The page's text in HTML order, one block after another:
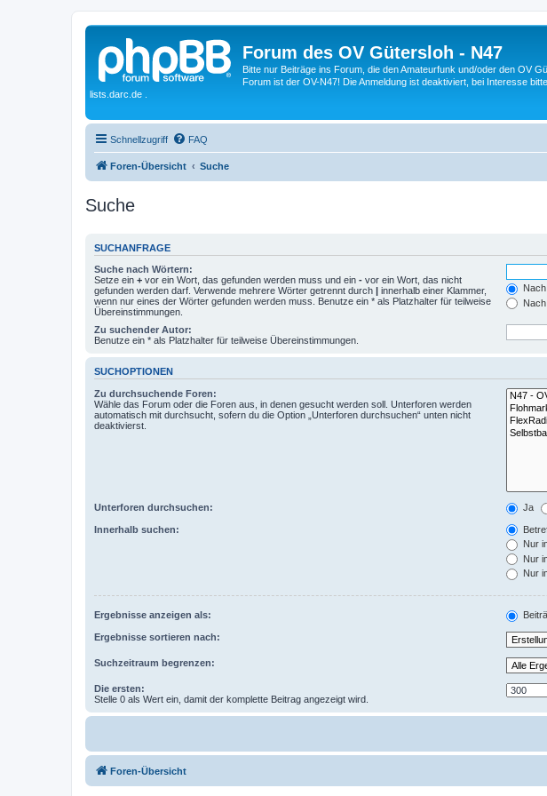
Forum des OV Gütersloh - N47
Bitte nur Beiträge ins Forum, die den Amateurfunk und/oder den OV
Forum ist der OV-N47! Die Anmeldung ist deaktiviert, bei Interesse
lists.darc.de .
Schnellzugriff FAQ
Foren-Übersicht Suche
Suche
SUCHANFRAGE
Suche nach Wörtern:
Setze ein + vor ein Wort, das gefunden werden muss und ein - vor ein Wort, das nicht
gefunden werden darf. Verwende mehrere Wörter getrennt durch | innerhalb einer Klammer,
wenn nur eines der Wörter gefunden werden muss. Benutze ein * als Platzhalter für teilweise
Übereinstimmungen.
Zu suchender Autor:
Benutze ein * als Platzhalter für teilweise Übereinstimmungen.
SUCHOPTIONEN
Zu durchsuchende Foren:
Wähle das Forum oder die Foren aus, in denen gesucht werden soll. Unterforen werden
automatisch mit durchsucht, sofern du die Option „Unterforen durchsuchen“ unten nicht
deaktivierst.
Unterforen durchsuchen: Ja
Innerhalb suchen:
Nur
Nur
Nur
Ergebnisse anzeigen als:
Ergebnisse sortieren nach:
Suchzeitraum begrenzen:
Die ersten:
Stelle 0 als Wert ein, damit der komplette Beitrag angezeigt wird.
Foren-Übersicht